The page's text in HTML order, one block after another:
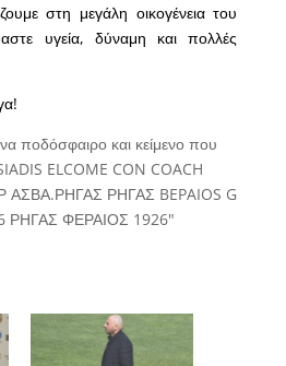
στη μεγάλη οικογένεια του
υγεία, δύναμη και πολλές